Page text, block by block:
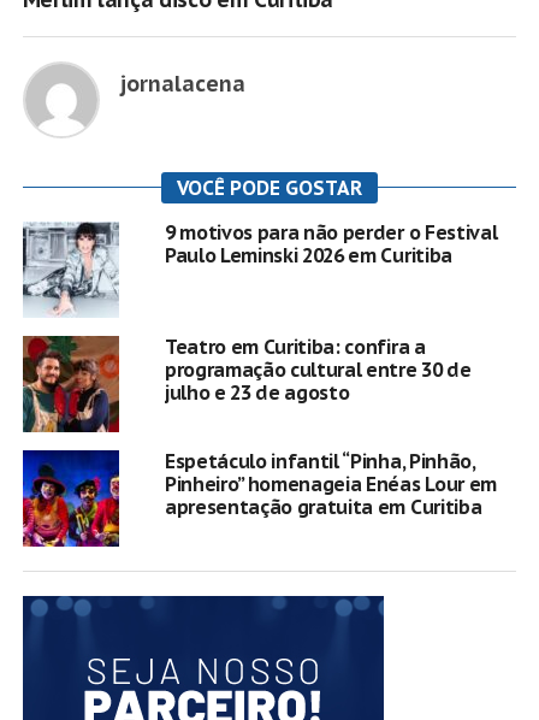
jornalacena
VOCÊ PODE GOSTAR
9 motivos para não perder o Festival
Paulo Leminski 2026 em Curitiba
Teatro em Curitiba: confira a
programação cultural entre 30 de
julho e 23 de agosto
Espetáculo infantil “Pinha, Pinhão,
Pinheiro” homenageia Enéas Lour em
apresentação gratuita em Curitiba